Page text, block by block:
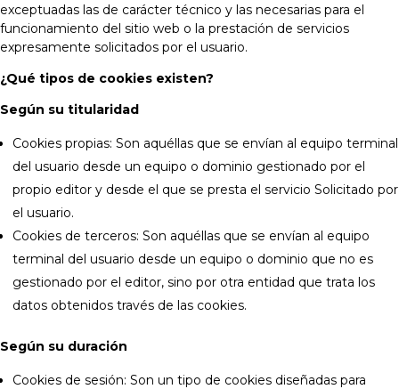
exceptuadas las de carácter técnico y las necesarias para el
funcionamiento del sitio web o la prestación de servicios
expresamente solicitados por el usuario.
¿Qué tipos de cookies existen?
Según su titularidad
Cookies propias: Son aquéllas que se envían al equipo terminal
del usuario desde un equipo o dominio gestionado por el
propio editor y desde el que se presta el servicio Solicitado por
el usuario.
Cookies de terceros: Son aquéllas que se envían al equipo
terminal del usuario desde un equipo o dominio que no es
gestionado por el editor, sino por otra entidad que trata los
datos obtenidos través de las cookies.
Según su duración
Cookies de sesión: Son un tipo de cookies diseñadas para